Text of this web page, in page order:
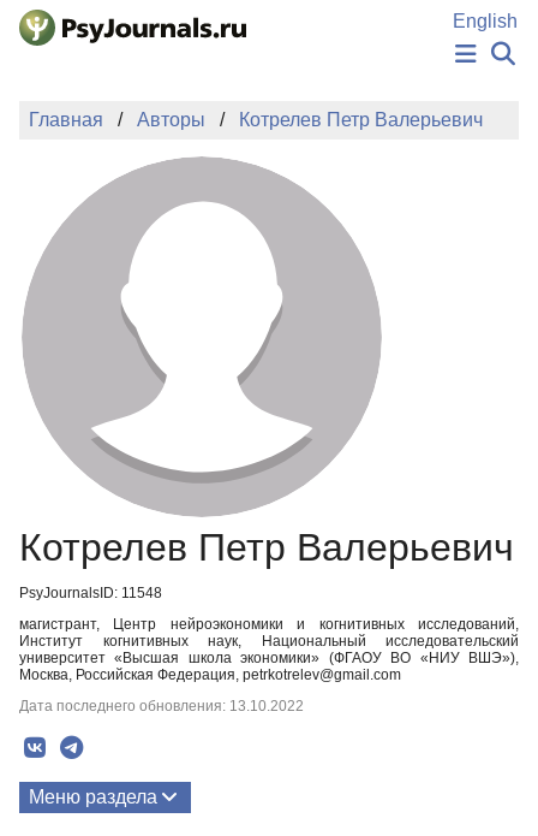
Перейти к основному содержанию
English
НОВОСТИ
АВТОРЫ
ПОДАТЬ РУКОПИСЬ
БАЗА ЗНАНИЙ
КЛЮЧЕВЫЕ СЛОВА
Регистрация
Главная Авторы Котрелев Петр Валерьевич
Котрелев Петр Валерьевич
PsyJournalsID: 11548
магистрант, Центр нейроэкономики и когнитивных исследований,
Институт когнитивных наук, Национальный исследовательский
университет «Высшая школа экономики» (ФГАОУ ВО «НИУ ВШЭ»),
Москва, Российская Федерация, petrkotrelev@gmail.com
Дата последнего обновления: 13.10.2022
Меню раздела